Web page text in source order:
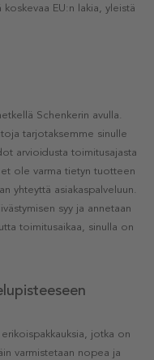
EU:n lakia, yleistä
Schenkerin avulla.
tarjotaksemme sinulle
arvioidusta toimitusajasta
ole varma tietyn tuotteen
yhteyttä asiakaspalveluun.
syy ja annetaan
toimitusaikaa, sinulla on
jotka on
varmistetaan nopea ja